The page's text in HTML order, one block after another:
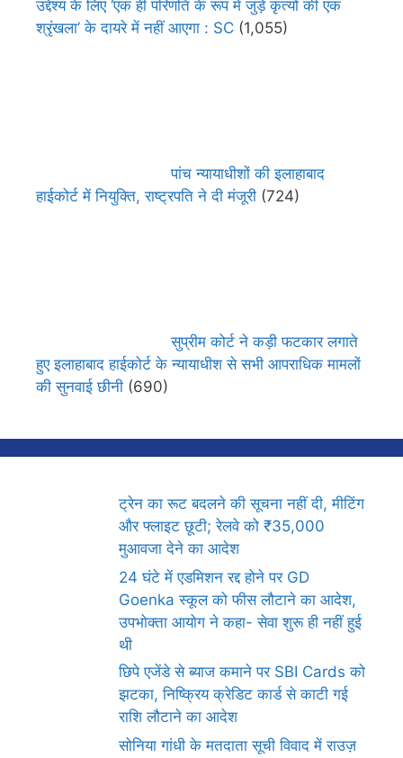
उद्देश्य के लिए ‘एक ही परिणति के रूप में जुड़े कृत्यों की एक
श्रृंखला’ के दायरे में नहीं आएगा : SC (1,055)
पांच न्यायाधीशों की इलाहाबाद
हाईकोर्ट में नियुक्ति, राष्ट्रपति ने दी मंजूरी (724)
सुप्रीम कोर्ट ने कड़ी फटकार लगाते
हुए इलाहाबाद हाईकोर्ट के न्यायाधीश से सभी आपराधिक मामलों
की सुनवाई छीनी (690)
ट्रेन का रूट बदलने की सूचना नहीं दी, मीटिंग
और फ्लाइट छूटी; रेलवे को ₹35,000
मुआवजा देने का आदेश
24 घंटे में एडमिशन रद्द होने पर GD
Goenka स्कूल को फीस लौटाने का आदेश,
उपभोक्ता आयोग ने कहा- सेवा शुरू ही नहीं हुई
थी
छिपे एजेंडे से ब्याज कमाने पर SBI Cards को
झटका, निष्क्रिय क्रेडिट कार्ड से काटी गई
राशि लौटाने का आदेश
सोनिया गांधी के मतदाता सूची विवाद में राउज़